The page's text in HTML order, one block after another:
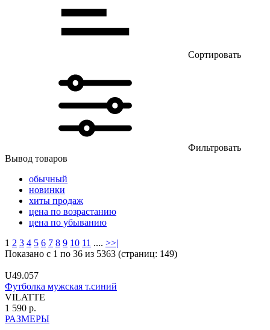
Сортировать
Фильтровать
Вывод товаров
обычный
новинки
хиты продаж
цена по возрастанию
цена по убыванию
1 2 3 4 5 6 7 8 9 10 11 .... >>|
Показано с 1 по 36 из 5363 (страниц: 149)
U49.057
Футболка мужская т.синий
VILATTE
1 590 р.
РАЗМЕРЫ